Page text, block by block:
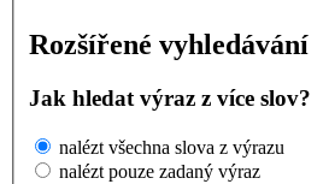
Rozšířené vyhledávání
Jak hledat výraz z více slov?
nalézt všechna slova z výrazu
nalézt pouze zadaný výraz